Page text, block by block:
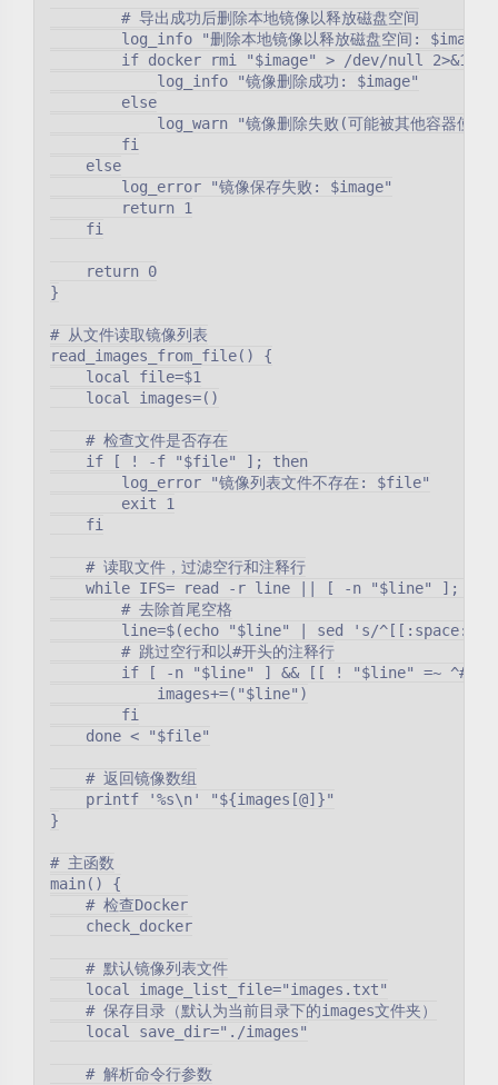
        # 导出成功后删除本地镜像以释放磁盘空间
        log_info "删除本地镜像以释放磁盘空间: $image"
if docker rmi "$image" > /dev/null 2>&1;
            log_info "镜像删除成功: $image"
        else
log_warn "镜像删除失败(可能被其他容器使用
        fi
    else
        log_error "镜像保存失败: $image"
        return 1
    fi
    return 0
}
# 从文件读取镜像列表
read_images_from_file() {
    local file=$1
    local images=()
    # 检查文件是否存在
    if [ ! -f "$file" ]; then
        log_error "镜像列表文件不存在: $file"
        exit 1
    fi
    # 读取文件，过滤空行和注释行
    while IFS= read -r line || [ -n "$line" ]; do
        # 去除首尾空格
line=$(echo "$line" | sed 's/
        # 跳过空行和以#开头的注释行
if [ -n "$line" ] && [[ ! "$line" =~ ^#
            images+=("$line")
        fi
    done < "$file"
    # 返回镜像数组
    printf '%s\n' "${images[@]}"
}
# 主函数
main() {
    # 检查Docker
    check_docker
    # 默认镜像列表文件
    local image_list_file="images.txt"
    # 保存目录（默认为当前目录下的images文件夹）
    local save_dir="./images"
    # 解析命令行参数